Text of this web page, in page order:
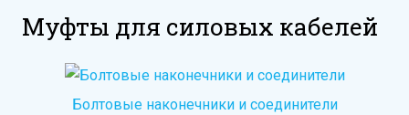
Муфты для силовых кабелей
Болтовые наконечники и соединители